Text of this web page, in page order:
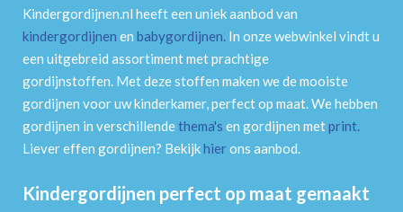
Kindergordijnen.nl heeft een uniek aanbod van
kindergordijnen en babygordijnen. In onze webwinkel vindt u
een uitgebreid assortiment met prachtige
gordijnstoffen. Met deze stoffen maken we de mooiste
gordijnen voor uw kinderkamer, perfect op maat. We hebben
gordijnen in verschillendethema's en gordijnen metprint.
Liever effen gordijnen? Bekijkhierons aanbod.
Kindergordijnen perfect op maat gemaakt